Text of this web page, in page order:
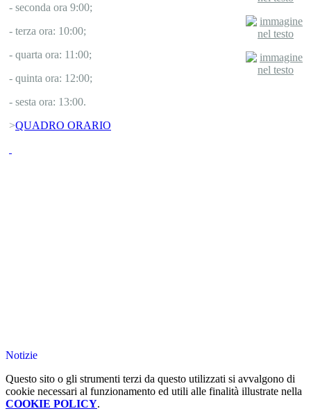
- seconda ora 9:00;
- terza ora: 10:00;
- quarta ora: 11:00;
- quinta ora: 12:00;
- sesta ora: 13:00.
>QUADRO ORARIO
Notizie
Questo sito o gli strumenti terzi da questo utilizzati si avvalgono di
cookie necessari al funzionamento ed utili alle finalità illustrate nella
COOKIE POLICY.